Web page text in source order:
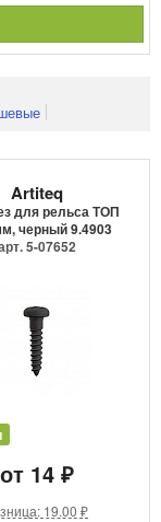
Artiteq
для рельса ТОП
черный 9.4903
5-07652
от 14 ₽
19.00 ₽